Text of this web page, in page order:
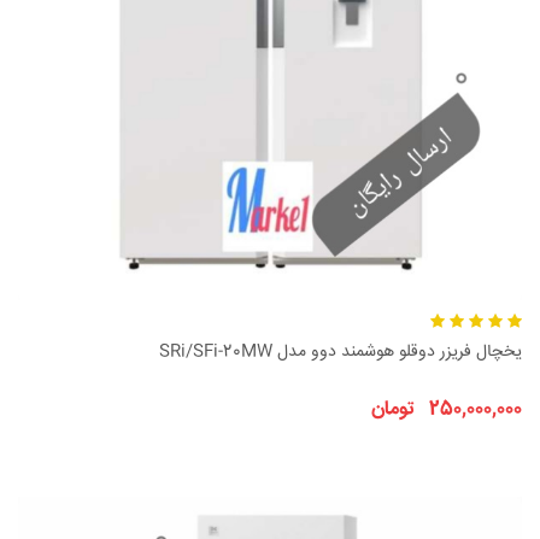
یخچال فریزر دوقلو هوشمند دوو مدل SRi/SFi-20MW
250,000,000 تومان